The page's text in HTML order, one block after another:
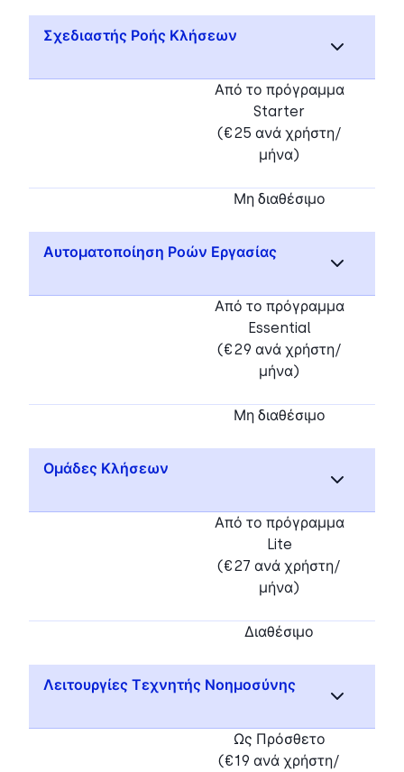
Σχεδιαστής Ροής Κλήσεων
Από το πρόγραμμα
Starter
(€25 ανά χρήστη/
μήνα)
Μη διαθέσιμο
Αυτοματοποίηση Ροών Εργασίας
Από το πρόγραμμα
Essential
(€29 ανά χρήστη/
μήνα)
Μη διαθέσιμο
Ομάδες Κλήσεων
Από το πρόγραμμα
Lite
(€27 ανά χρήστη/
μήνα)
Διαθέσιμο
Λειτουργίες Τεχνητής Νοημοσύνης
Ως Πρόσθετο
(€19 ανά χρήστη/